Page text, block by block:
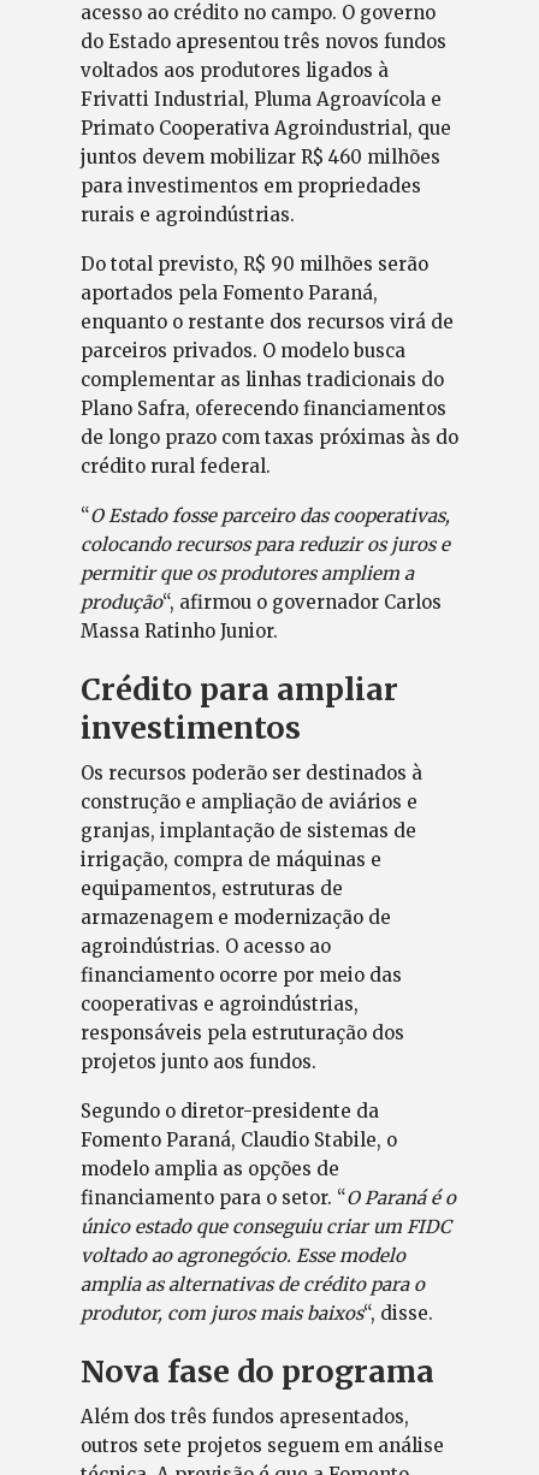
acesso ao crédito no campo. O governo
do Estado apresentou três novos fundos
voltados aos produtores ligados à
Frivatti Industrial, Pluma Agroavícola e
Primato Cooperativa Agroindustrial, que
juntos devem mobilizar R$ 460 milhões
para investimentos em propriedades
rurais e agroindústrias.
Do total previsto, R$ 90 milhões serão
aportados pela Fomento Paraná,
enquanto o restante dos recursos virá de
parceiros privados. O modelo busca
complementar as linhas tradicionais do
Plano Safra, oferecendo financiamentos
de longo prazo com taxas próximas às do
crédito rural federal.
“O Estado fosse parceiro das cooperativas,
colocando recursos para reduzir os juros e
permitir que os produtores ampliem a
produção“, afirmou o governador Carlos
Massa Ratinho Junior.
Crédito para ampliar
investimentos
Os recursos poderão ser destinados à
construção e ampliação de aviários e
granjas, implantação de sistemas de
irrigação, compra de máquinas e
equipamentos, estruturas de
armazenagem e modernização de
agroindústrias. O acesso ao
financiamento ocorre por meio das
cooperativas e agroindústrias,
responsáveis pela estruturação dos
projetos junto aos fundos.
Segundo o diretor-presidente da
Fomento Paraná, Claudio Stabile, o
modelo amplia as opções de
financiamento para o setor. “O Paraná é o
único estado que conseguiu criar um FIDC
voltado ao agronegócio. Esse modelo
amplia as alternativas de crédito para o
produtor, com juros mais baixos“, disse.
Nova fase do programa
Além dos três fundos apresentados,
outros sete projetos seguem em análise